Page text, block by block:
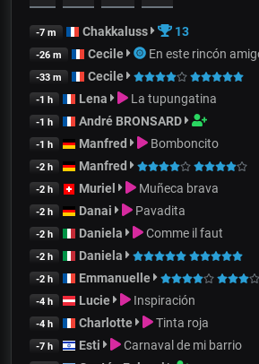
-7 m Chakkaluss 13
-26 m Cecile En este rincón
-33 m Cecile
-1 h Lena La tupungatina
-1 h André BRONSARD
-1 h Manfred Bomboncito
-2 h Manfred
-2 h Muriel Muñeca brava
-2 h Danai Pavadita
-2 h Daniela Comme il faut
-2 h Daniela
-2 h Emmanuelle
-4 h Lucie Inspiración
-4 h Charlotte Tinta roja
-7 h Esti Carnaval de mi barrio